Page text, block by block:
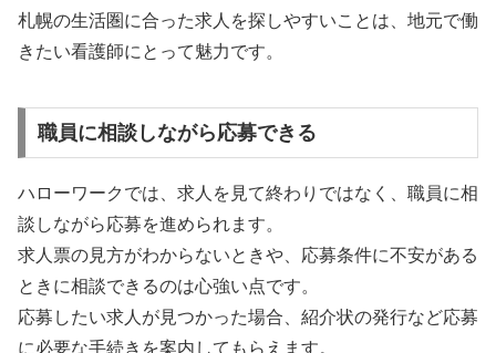
札幌の生活圏に合った求人を探しやすいことは、地元で働
きたい看護師にとって魅力です。
職員に相談しながら応募できる
ハローワークでは、求人を見て終わりではなく、職員に相
談しながら応募を進められます。
求人票の見方がわからないときや、応募条件に不安がある
ときに相談できるのは心強い点です。
応募したい求人が見つかった場合、紹介状の発行など応募
に必要な手続きを案内してもらえます。